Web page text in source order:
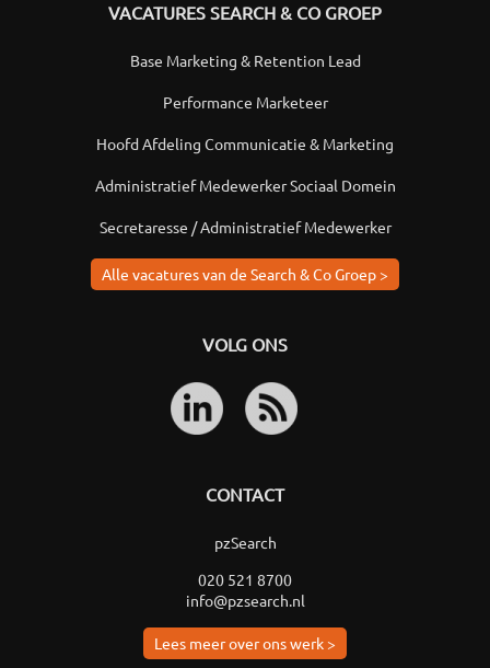
VACATURES SEARCH & CO GROEP
Base Marketing & Retention Lead
Performance Marketeer
Hoofd Afdeling Communicatie & Marketing
Administratief Medewerker Sociaal Domein
Secretaresse / Administratief Medewerker
Alle vacatures van de Search & Co Groep >
VOLG ONS
CONTACT
pzSearch
020 521 8700
info@pzsearch.nl
Lees meer over ons werk >